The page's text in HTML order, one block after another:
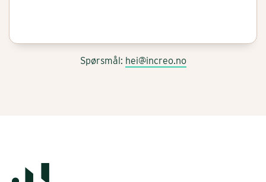
Spørsmål: hei@increo.no